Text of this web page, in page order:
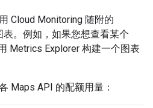
Cloud Monitoring 随附的
。 例如，如果您想查看某个
Metrics Explorer 构建一个图表
Maps API 的配额用量：